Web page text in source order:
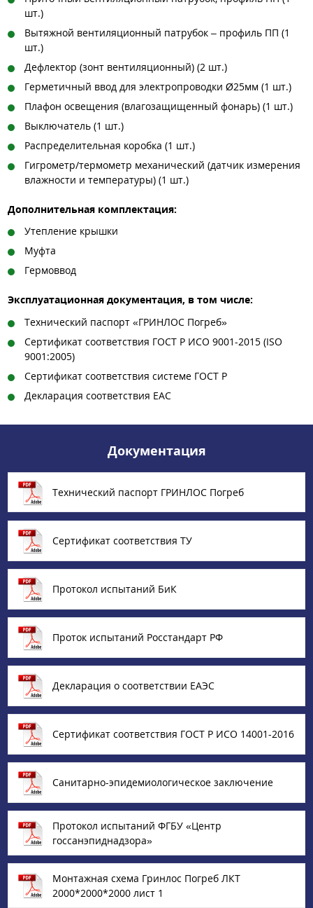
шт.)
Вытяжной вентиляционный патрубок – профиль ПП (1
шт.)
Дефлектор (зонт вентиляционный) (2 шт.)
Герметичный ввод для электропроводки Ø25мм (1 шт.)
Плафон освещения (влагозащищенный фонарь) (1 шт.)
Выключатель (1 шт.)
Распределительная коробка (1 шт.)
Гигрометр/термометр механический (датчик измерения
влажности и температуры) (1 шт.)
Дополнительная комплектация:
Утепление крышки
Муфта
Гермоввод
Эксплуатационная документация, в том числе:
Технический паспорт «ГРИНЛОС Погреб»
Сертификат соответствия ГОСТ Р ИСО 9001-2015 (ISO
9001:2005)
Сертификат соответствия системе ГОСТ Р
Декларация соответствия ЕАС
Документация
Технический паспорт ГРИНЛОС Погреб
Сертификат соответствия ТУ
Протокол испытаний БиК
Проток испытаний Росстандарт РФ
Декларация о соответствии ЕАЭС
Сертификат соответствия ГОСТ Р ИСО 14001-2016
Санитарно-эпидемиологическое заключение
Протокол испытаний ФГБУ «‎Центр
госсанэпиднадзора»
Монтажная схема Гринлос Погреб ЛКТ
2000*2000*2000 лист 1